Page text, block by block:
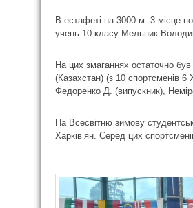
В естафеті на 3000 м. 3 місце
учень 10 класу Мельник
На цих змаганнях остаточно
(Казахстан) (з 10 спортсменів 6
Федоренко Д. (випускник),
На Всесвітню зимову
Харків’ян. Серед цих